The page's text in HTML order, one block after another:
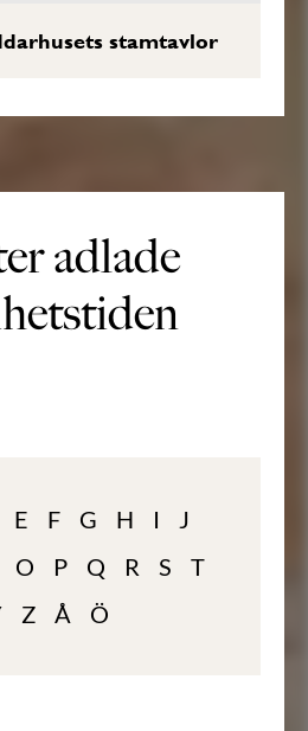
stamtavlor
adlade
E F G H I
J
O P Q R S
T
Z Å Ö